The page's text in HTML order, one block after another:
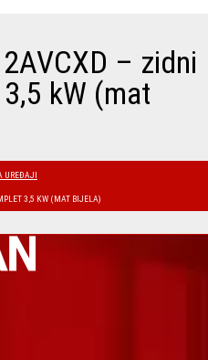
– zidni
kW (mat
UREĐAJI
3,5 KW (MAT BIJELA)